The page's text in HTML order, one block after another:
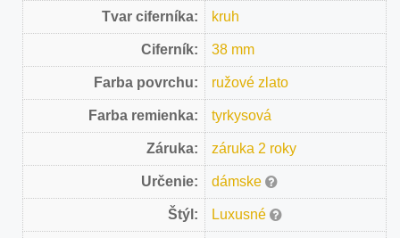
Tvar ciferníka: kruh
Ciferník: 38 mm
Farba povrchu: ružové zlato
Farba remienka: tyrkysová
Záruka: záruka 2 roky
Určenie: dámske
Štýl: Luxusné